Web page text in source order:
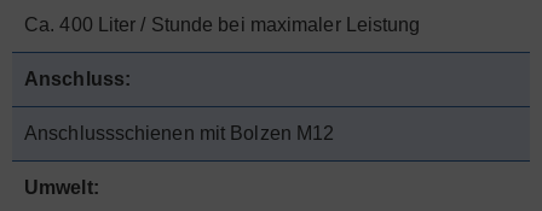
Ca. 400 Liter / Stunde bei maximaler Leistung
Anschluss:
Anschlussschienen mit Bolzen M12
Umwelt: